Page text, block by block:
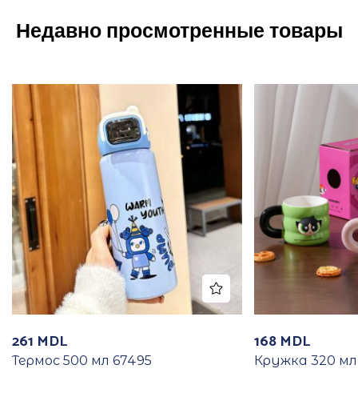
Недавно просмотренные товары
261 MDL
Термос 500 мл 67495
168 MDL
Кружка 320 мл